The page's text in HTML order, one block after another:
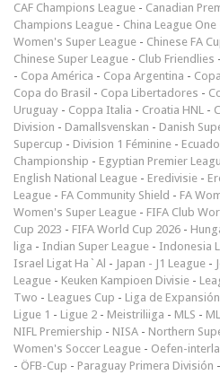
CAF Champions League - Canadian
Champions League - China League One
Women's Super League - Chinese FA
Chinese Super League - Club Friendlies -
- Copa América - Copa Argentina -
Copa do Brasil - Copa Libertadores -
Uruguay - Coppa Italia - Croatia HNL -
Division - Damallsvenskan - Danish
Supercup - Division 1 Féminine -
Championship - Egyptian Premier
English National League - Eredivisie -
League - FA Community Shield - FA
Women's Super League - FIFA Club
Cup 2023 - FIFA World Cup 2026 -
liga - Indian Super League - Indonesia
Israel Ligat Ha`Al - Japan - J1 League -
League - Keuken Kampioen Divisie -
Two - Leagues Cup - Liga de
Ligue 1 - Ligue 2 - Meistriliiga - MLS -
NIFL Premiership - NISA - Northern
Women's Soccer League - Oefen-
- ÖFB-Cup - Paraguay Primera División -